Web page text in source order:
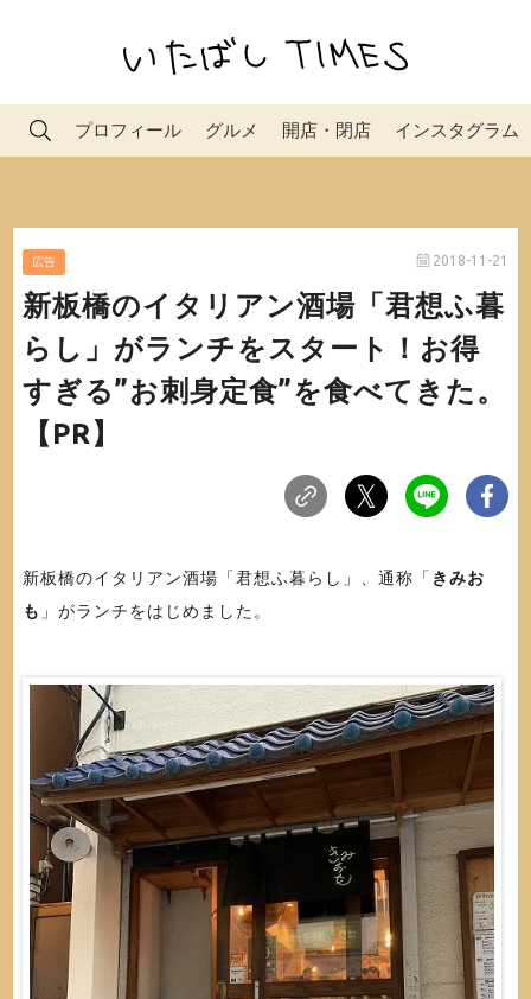
プロフィール グルメ 開店・閉店 インスタグラム
広告 2018-11-21
新板橋のイタリアン酒場「君想ふ暮
らし」がランチをスタート！お得
すぎる”お刺身定食”を食べてきた。
【PR】
新板橋のイタリアン酒場「君想ふ暮らし」、通称「 きみお
も 」がランチをはじめました。